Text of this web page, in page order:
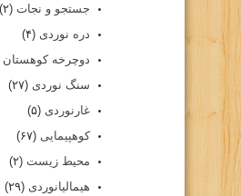
جستجو و نجات (۲)
دره نوردی (۴)
دوچرخه کوهستان
سنگ نوردی (۲۷)
غارنوردی (۵)
کوهپیمایی (۶۷)
محیط زیست (۲)
هیمالیانوردی (۲۹)